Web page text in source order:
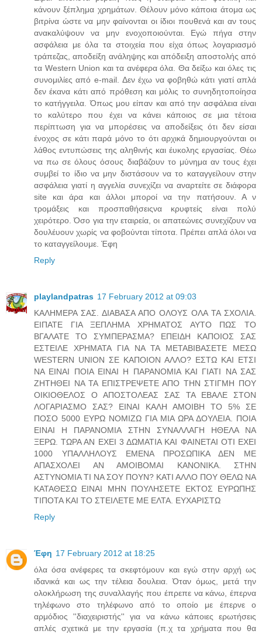
κάνουν ξέπλημα χρημάτων. Θέλουν μόνο κάποια άτομα ως
βιτρίνα ώστε να μην φαίνονται οι ίδιοι πουθενά και αν τους
ανακαλύψουν να μην ενοχοποιούνται. Εγώ πήγα στην
ασφάλεια με όλα τα στοιχεία που είχα όπως λογαριασμό
τράπεζας, αποδείξη ανάληψης και απόδειξη αποστολής από
τα Western Union και τα ανέφερα όλα. Θα δείξω και όλες τις
συνομιλίες από e-mail. Δεν έχω να φοβηθώ κάτι γιατί απλά
δεν έκανα κάτι από πρόθεση και μόλις το συνηδητοποίησα
το κατήγγειλα. Όπως μου είπαν και από την ασφάλεια είναι
το καλύτερο που έχει να κάνει κάποιος σε μια τέτοια
περίπτωση για να μπορέσεις να αποδείξεις ότι δεν είσαι
ένοχος σε κάτι παρά μόνο το ότι αρχικά δημιουργούνται οι
λάθος εντυπώσεις της αληθινής και έυκολης εργασίας. Θέω
να πω σε όλους όσους διαβάζουν το μύνημα αν τους έχει
συμβεί το ίδιο να μην διστάσουν να το καταγγείλουν στην
ασφάλεια γιατί η αγγελία συνεχίζει να αναρτείτε σε διάφορα
site και άρα και άλλοι μποροί να την πατήσουν. Α ν
τρομάξεις και προσπαθήσειςνα κρυφτείς είναι πολύ
χειρότερο. Όσο για την εταιρεία, οι απατεώνες συνεχίζουν να
δουλέυουν χωρίς να φοβούνται τίποτα. Πρέπει απλά όλοι να
το καταγγείλουμε. Έφη
Reply
playlandpatras 17 February 2012 at 09:03
ΚΑΛΗΜΕΡΑ ΣΑΣ. ΔΙΑΒΑΣΑ ΑΠΟ ΟΛΟΥΣ ΟΛΑ ΤΑ ΣΧΟΛΙΑ.
ΕΙΠΑΤΕ ΓΙΑ ΞΕΠΛΗΜΑ ΧΡΗΜΑΤΟΣ ΑΥΤΟ ΠΩΣ ΤΟ
ΒΓΑΛΑΤΕ ΤΟ ΣΥΜΠΕΡΑΣΜΑ? ΕΠΕΙΔΗ ΚΑΠΟΙΟΣ ΣΑΣ
ΕΣΤΕΙΛΕ ΧΡΗΜΑΤΑ ΓΙΑ ΝΑ ΤΑ ΜΕΤΑΒΙΒΑΣΕΤΕ ΜΕΣΩ
WESTERN UNION ΣΕ ΚΑΠΟΙΟΝ ΑΛΛΟ? ΕΣΤΩ ΚΑΙ ΕΤΣΙ
ΝΑ ΕΙΝΑΙ ΠΟΙΑ ΕΙΝΑΙ Η ΠΑΡΑΝΟΜΙΑ ΚΑΙ ΓΙΑΤΙ ΝΑ ΣΑΣ
ΖΗΤΗΘΕΙ ΝΑ ΤΑ ΕΠΙΣΤΡΕΨΕΤΕ ΑΠΟ ΤΗΝ ΣΤΙΓΜΗ ΠΟΥ
ΟΙΚΙΟΘΕΛΟΣ Ο ΑΠΟΣΤΟΛΕΑΣ ΣΑΣ ΤΑ ΕΒΑΛΕ ΣΤΟΝ
ΛΟΓΑΡΙΑΣΜΟ ΣΑΣ? ΕΙΝΑΙ ΚΑΛΗ ΑΜΟΙΒΗ ΤΟ 5% ΣΕ
ΠΟΣΟ 5000 ΕΥΡΩ ΝΟΜΙΖΩ ΓΙΑ ΜΙΑ ΩΡΑ ΔΟΥΛΕΙΑ. ΠΟΙΑ
ΕΙΝΑΙ Η ΠΑΡΑΝΟΜΙΑ ΣΤΗΝ ΣΥΝΑΛΛΑΓΗ ΗΘΕΛΑ ΝΑ
ΞΕΡΩ. ΤΩΡΑ ΑΝ ΕΧΕΙ 3 ΔΩΜΑΤΙΑ ΚΑΙ ΦΑΙΝΕΤΑΙ ΟΤΙ ΕΧΕΙ
1000 ΥΠΑΛΛΗΛΟΥΣ ΕΜΕΝΑ ΠΡΟΣΩΠΙΚΑ ΔΕΝ ΜΕ
ΑΠΑΣΧΟΛΕΙ ΑΝ ΑΜΟΙΒΟΜΑΙ ΚΑΝΟΝΙΚΑ. ΣΤΗΝ
ΑΣΤΥΝΟΜΙΑ ΤΙ ΝΑ ΣΟΥ ΠΟΥΝ? ΚΑΤΙ ΑΛΛΟ ΠΟΥ ΘΕΛΩ ΝΑ
ΚΑΤΑΘΕΣΩ ΕΙΝΑΙ ΜΗΝ ΠΟΥΛΗΣΕΤΕ ΕΚΤΟΣ ΕΥΡΩΠΗΣ
ΤΙΠΟΤΑ ΚΑΙ ΤΟ ΣΤΕΙΛΕΤΕ ΜΕ ΕΛΤΑ. ΕΥΧΑΡΙΣΤΩ
Reply
Έφη 17 February 2012 at 18:25
όλα όσα ανέφερες τα σκεφτόμουν και εγώ στην αρχή ως
ιδανικά και ως την τέλεια δουλεια. Όταν όμως, μετά την
ολοκλήρωση της συναλλαγής που έπρεπε να κάνω, έπερνα
τηλέφωνο στο τηλέφωνο από το οποίο με έπερνε ο
αρμόδιος ''διαχειριστής'' για να κάνω κάποιες ερωτήσεις
απλές σχετικά με την εργασία (π.χ τα χρήματα που θα